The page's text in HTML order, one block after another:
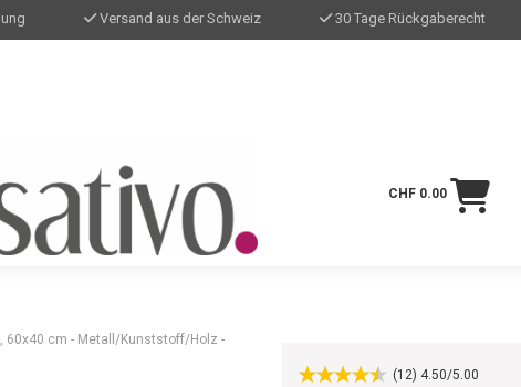
Versand aus der Schweiz 30 Tage Rückgaberecht
CHF 0.00
60x40 cm - Metall/Kunststoff/Holz -
(12) 4.50/5.00